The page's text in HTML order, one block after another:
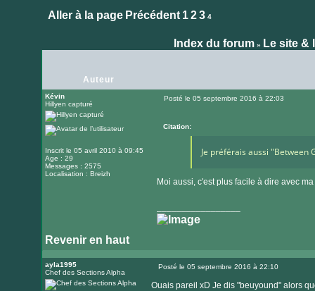
Aller à la page Précédent 1 2 3 4
Index du forum» Le site &
Auteur
Kévin
Hillyen capturé
Inscrit le 05 avril 2010 à 09:45
Age : 29
Messages : 2575
Localisation : Breizh
Posté le 05 septembre 2016 à 22:03
Citation:
Je préférais aussi "Between
Moi aussi, c'est plus facile à dire avec
Revenir en haut
ayla1995
Chef des Sections Alpha
Posté le 05 septembre 2016 à 22:10
Ouais pareil xD Je dis "beuyound" alors